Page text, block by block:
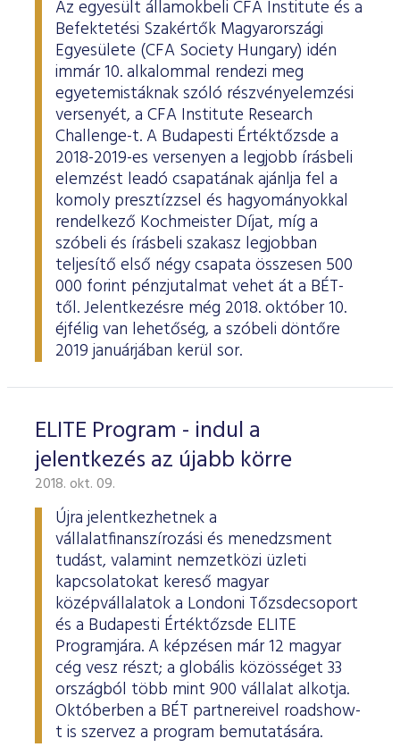
Az egyesült államokbeli CFA Institute és a
Befektetési Szakértők Magyarországi
Egyesülete (CFA Society Hungary) idén
immár 10. alkalommal rendezi meg
egyetemistáknak szóló részvényelemzési
versenyét, a CFA Institute Research
Challenge-t. A Budapesti Értéktőzsde a
2018-2019-es versenyen a legjobb írásbeli
elemzést leadó csapatának ajánlja fel a
komoly presztízzsel és hagyományokkal
rendelkező Kochmeister Díjat, míg a
szóbeli és írásbeli szakasz legjobban
teljesítő első négy csapata összesen 500
000 forint pénzjutalmat vehet át a BÉT-
től. Jelentkezésre még 2018. október 10.
éjfélig van lehetőség, a szóbeli döntőre
2019 januárjában kerül sor.
ELITE Program - indul a
jelentkezés az újabb körre
2018. okt. 09.
Újra jelentkezhetnek a
vállalatfinanszírozási és menedzsment
tudást, valamint nemzetközi üzleti
kapcsolatokat kereső magyar
középvállalatok a Londoni Tőzsdecsoport
és a Budapesti Értéktőzsde ELITE
Programjára. A képzésen már 12 magyar
cég vesz részt; a globális közösséget 33
országból több mint 900 vállalat alkotja.
Októberben a BÉT partnereivel roadshow-
t is szervez a program bemutatására.